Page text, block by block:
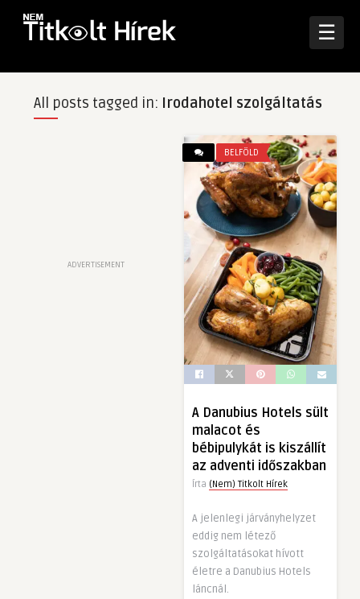
☰
All posts tagged in: Irodahotel szolgáltatás
ADVERTISEMENT
BELFÖLD
A Danubius Hotels sült
malacot és
bébipulykát is kiszállít
az adventi időszakban
Írta (Nem) Titkolt Hírek
A jelenlegi járványhelyzet
eddig nem létező
szolgáltatásokat hívott
életre a Danubius Hotels
láncnál.